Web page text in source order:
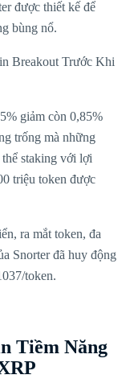
được thiết kế để
bùng nổ.
giảm còn 0,85%
trống mà những
staking với lợi
triệu token được
ra mắt token, đa
Snorter đã huy động
token.
Tiềm Năng